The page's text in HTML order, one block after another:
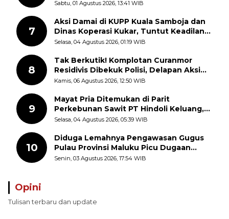
Batas Sepihak Tanpa Libatkan
Sabtu, 01 Agustus 2026, 13:41 WIB
7
Aksi Damai di KUPP Kuala Samboja dan
Dinas Koperasi Kukar, Tuntut Keadilan
dan Kesempatan Kerja yang Adil
Selasa, 04 Agustus 2026, 01:19 WIB
8
Tak Berkutik! Komplotan Curanmor
Residivis Dibekuk Polisi, Delapan Aksi
Curanmor Di Candipuro Terungkap
Kamis, 06 Agustus 2026, 12:50 WIB
9
Mayat Pria Ditemukan di Parit
Perkebunan Sawit PT Hindoli Keluang,
Polisi Selidiki Penyebab Kematian
Selasa, 04 Agustus 2026, 05:39 WIB
10
Diduga Lemahnya Pengawasan Gugus
Pulau Provinsi Maluku Picu Dugaan
Pungli terhadap Nelayan Bale-Bale di
Senin, 03 Agustus 2026, 17:54 WIB
Opini
Tulisan terbaru dan update